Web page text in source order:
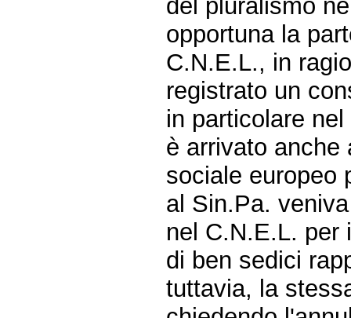
del pluralismo
opportuna la
C.N.E.L., in
registrato un
in particolare
è arrivato anche
sociale europeo
al Sin.Pa.
nel C.N.E.L. per
di ben sedici
tuttavia, la